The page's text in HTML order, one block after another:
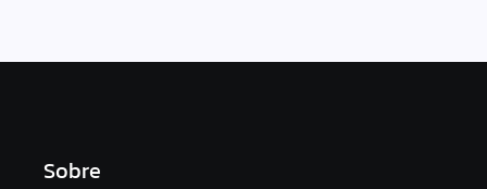
Sobre